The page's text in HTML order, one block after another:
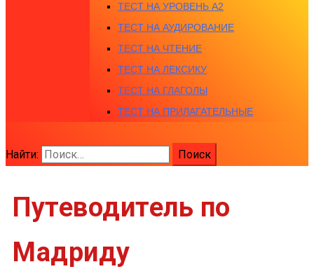
ТЕСТ НА УРОВЕНЬ A2
ТЕСТ НА АУДИРОВАНИЕ
ТЕСТ НА ЧТЕНИЕ
ТЕСТ НА ЛЕКСИКУ
ТЕСТ НА ГЛАГОЛЫ
ТЕСТ НА ПРИЛАГАТЕЛЬНЫЕ
Найти:
Путеводитель по
Мадриду